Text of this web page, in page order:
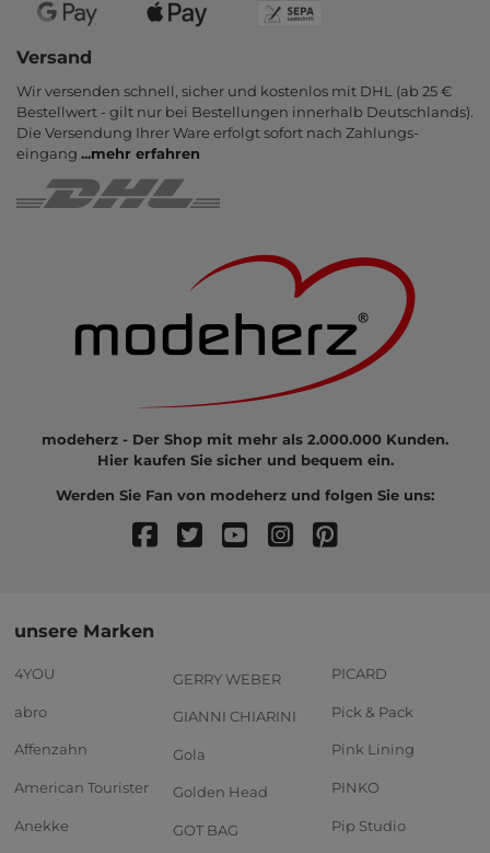
Versand
Wir versenden schnell, sicher und kostenlos mit DHL (ab 25 €
Bestell­wert - gilt nur bei Bestel­lungen inner­halb Deutsch­lands).
Die Ver­sendung Ihrer Ware er­folgt sofort nach Zahlungs­
eingang ...mehr erfahren
modeherz - Der Shop mit mehr als 2.000.000 Kunden.
Hier kaufen Sie sicher und bequem ein.
Werden Sie Fan von modeherz und folgen Sie uns:
unsere Marken
4YOU
abro
Affenzahn
American Tourister
Anekke
GERRY WEBER
GIANNI CHIARINI
Gola
Golden Head
GOT BAG
PICARD
Pick & Pack
Pink Lining
PINKO
Pip Studio